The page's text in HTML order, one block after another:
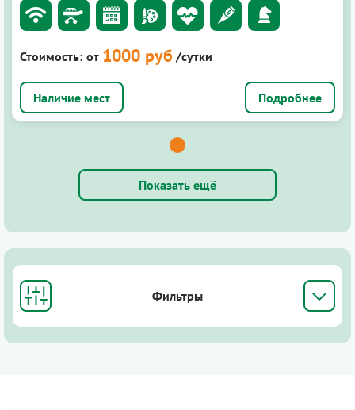
Стоимость: от 1000 руб /сутки
Подробнее
Показать ещё
Фильтры